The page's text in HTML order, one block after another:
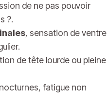
de ne pas pouvoir
?.
, sensation de ventre
de tête lourde ou pleine
fatigue non